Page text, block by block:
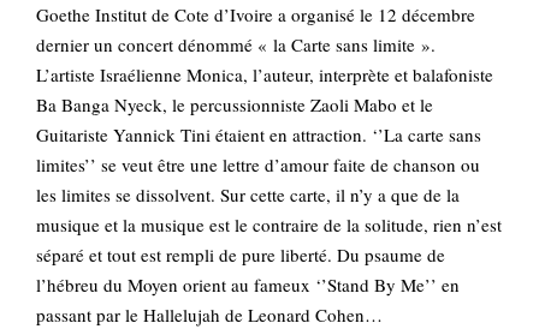
Goethe Institut de Cote d’Ivoire a organisé le 12 décembre
dernier un concert dénommé « la Carte sans limite ».
L’artiste Israélienne Monica, l’auteur, interprète et balafoniste
Ba Banga Nyeck, le percussionniste Zaoli Mabo et le
Guitariste Yannick Tini étaient en attraction. ‘’La carte sans
limites’’ se veut être une lettre d’amour faite de chanson ou
les limites se dissolvent. Sur cette carte, il n’y a que de la
musique et la musique est le contraire de la solitude, rien n’est
séparé et tout est rempli de pure liberté. Du psaume de
l’hébreu du Moyen orient au fameux ‘’Stand By Me’’ en
passant par le Hallelujah de Leonard Cohen…